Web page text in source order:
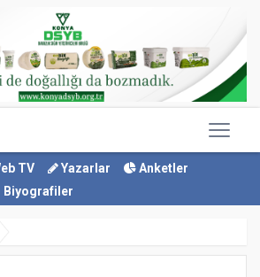
TV Yazarlar
Anketler
Biyografiler